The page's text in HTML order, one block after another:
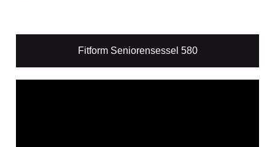
Fitform Seniorensessel 580